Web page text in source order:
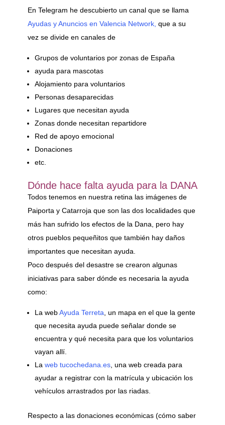
En Telegram he descubierto un canal que se llama
Ayudas y Anuncios en Valencia Network, que a su
vez se divide en canales de
Grupos de voluntarios por zonas de España
ayuda para mascotas
Alojamiento para voluntarios
Personas desaparecidas
Lugares que necesitan ayuda
Zonas donde necesitan repartidore
Red de apoyo emocional
Donaciones
etc.
Dónde hace falta ayuda para la DANA
Todos tenemos en nuestra retina las imágenes de
Paiporta y Catarroja que son las dos localidades que
más han sufrido los efectos de la Dana, pero hay
otros pueblos pequeñitos que también hay daños
importantes que necesitan ayuda.
Poco después del desastre se crearon algunas
iniciativas para saber dónde es necesaria la ayuda
como:
La webAyuda Terreta , un mapa en el que la gente
que necesita ayuda puede señalar donde se
encuentra y qué necesita para que los voluntarios
vayan allí.
La web tucochedana.es, una web creada para
ayudar a registrar con la matrícula y ubicación los
vehículos arrastrados por las riadas.
Respecto a las donaciones económicas (cómo saber